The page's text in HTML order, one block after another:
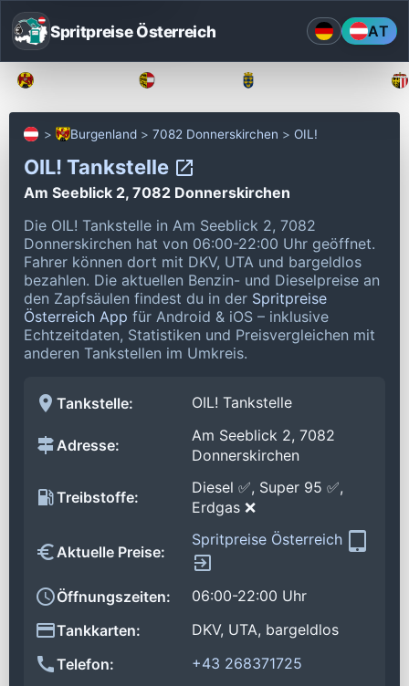
Spritpreise Österreich AT
Burgenland 7082 Donnerskirchen OIL!
OIL! Tankstelle
Am Seeblick 2, 7082 Donnerskirchen
Die OIL! Tankstelle in Am Seeblick 2, 7082
Donnerskirchen hat von 06:00-22:00 Uhr geöffnet.
Fahrer können dort mit DKV, UTA und bargeldlos
bezahlen. Die aktuellen Benzin- und Dieselpreise an
den Zapfsäulen findest du in der Spritpreise
Österreich App für Android & iOS – inklusive
Echtzeitdaten, Statistiken und Preisvergleichen mit
anderen Tankstellen im Umkreis.
Tankstelle: OIL! Tankstelle
Adresse:
Am Seeblick 2, 7082
Donnerskirchen
Treibstoffe:
Diesel ✅, Super 95 ✅,
Erdgas ❌
Aktuelle Preise:
Spritpreise Österreich
Öffnungszeiten:
06:00-22:00 Uhr
Tankkarten:
DKV, UTA, bargeldlos
Telefon:
+43 268371725